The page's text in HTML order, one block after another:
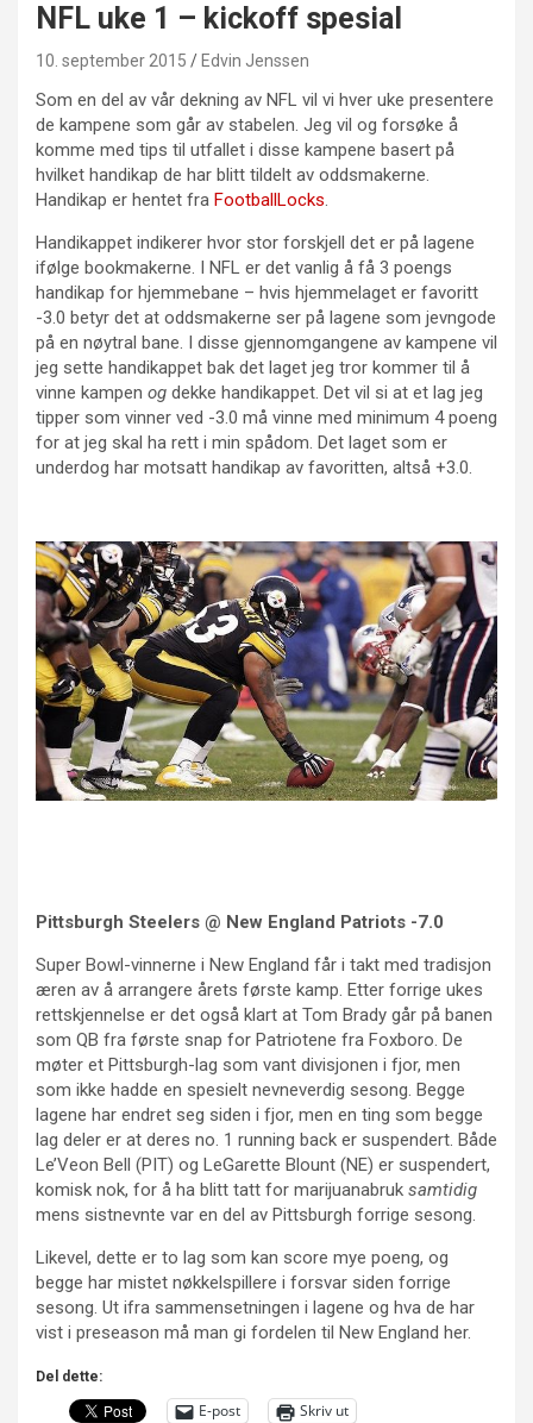
NFL uke 1 – kickoff spesial
10. september 2015 Edvin Jenssen
Som en del av vår dekning av NFL vil vi hver uke presentere
de kampene som går av stabelen. Jeg vil og forsøke å
komme med tips til utfallet i disse kampene basert på
hvilket handikap de har blitt tildelt av oddsmakerne.
Handikap er hentet fra FootballLocks
Handikappet indikerer hvor stor forskjell det er på lagene
ifølge bookmakerne. I NFL er det vanlig å få 3 poengs
handikap for hjemmebane – hvis hjemmelaget er favoritt
-3.0 betyr det at oddsmakerne ser på lagene som jevngode
på en nøytral bane. I disse gjennomgangene av kampene vil
jeg sette handikappet bak det laget jeg tror kommer til å
vinne kampen og dekke handikappet. Det vil si at et lag jeg
tipper som vinner ved -3.0 må vinne med minimum 4 poeng
for at jeg skal ha rett i min spådom. Det laget som er
underdog har motsatt handikap av favoritten, altså +3.0.
Pittsburgh Steelers @ New England Patriots -7.0
Super Bowl-vinnerne i New England får i takt med tradisjon
æren av å arrangere årets første kamp. Etter forrige ukes
rettskjennelse er det også klart at Tom Brady går på banen
som QB fra første snap for Patriotene fra Foxboro. De
møter et Pittsburgh-lag som vant divisjonen i fjor, men
som ikke hadde en spesielt nevneverdig sesong. Begge
lagene har endret seg siden i fjor, men en ting som begge
lag deler er at deres no. 1 running back er suspendert. Både
Le’Veon Bell (PIT) og LeGarette Blount (NE) er suspendert,
komisk nok, for å ha blitt tatt for marijuanabruk samtidig
mens sistnevnte var en del av Pittsburgh forrige sesong.
Likevel, dette er to lag som kan score mye poeng, og
begge har mistet nøkkelspillere i forsvar siden forrige
sesong. Ut ifra sammensetningen i lagene og hva de har
vist i preseason må man gi fordelen til New England her.
Del dette:
E-post Skriv ut